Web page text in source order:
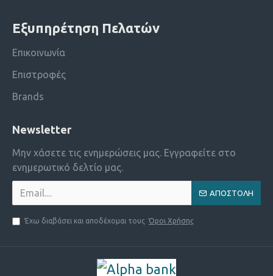
Εξυπηρέτηση Πελατών
Επικοινωνία
Επιστροφές
Brands
Newsletter
Μην χάσετε τις ενημερώσεις μας. Εγγραφείτε στο
ενημερωτικό δελτίο μας.
ΑΠΟΣΤΟΛΗ
Έχω διαβάσει και αποδέχομαι τους Όροι Χρήσης